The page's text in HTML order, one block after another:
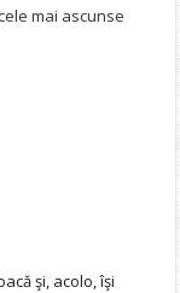
mai ascunse
şi, acolo, îşi